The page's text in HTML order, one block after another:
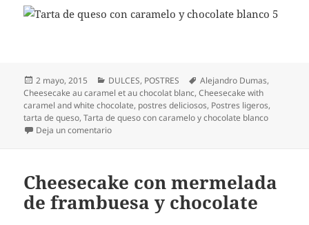
Publicado
el
2 mayo, 2015 Categorías
DULCES, POSTRES Etiquetas
Alejandro Dumas,
Cheesecake au caramel et au chocolat blanc,Cheesecake with
caramel and white chocolate, postres deliciosos, Postres ligeros,
tarta de queso,Tarta de queso con caramelo y chocolate blanco
Deja un comentarioen Tarta de queso con caramelo y chocolate blanco
Cheesecake con mermelada
de frambuesa y chocolate